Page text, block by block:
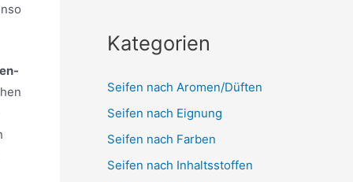
Kategorien
Seifen nach Aromen/Düften
Seifen nach Eignung
Seifen nach Farben
Seifen nach Inhaltsstoffen